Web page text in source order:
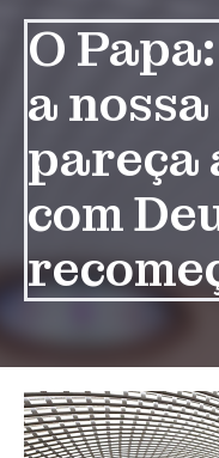
O
a
pareça
com